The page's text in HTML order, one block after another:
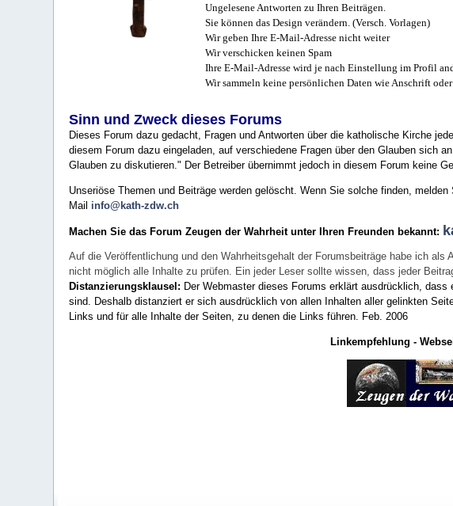
Ungelesene Antworten zu Ihren Beiträgen.
Sie können das Design verändern. (Versch. Vorlagen)
Wir geben Ihre E-Mail-Adresse nicht weiter
Wir verschicken keinen Spam
Ihre E-Mail-Adresse wird je nach Einstellung im Profil
Wir sammeln keine persönlichen Daten wie Anschrift
Sinn und Zweck dieses Forums
Dieses Forum dazu gedacht, Fragen und Antworten über die katholische Kirche
diesem Forum dazu eingeladen, auf verschiedene Fragen über den Glauben sich
Glauben zu diskutieren." Der Betreiber übernimmt jedoch in diesem Forum keine
Unseriöse Themen und Beiträge werden gelöscht. Wenn Sie solche finden,
Mail info@kath-zdw.ch
Machen Sie das Forum Zeugen der Wahrheit unter Ihren Freunden bekannt:
Auf die Veröffentlichung und den Wahrheitsgehalt der Forumsbeiträge habe ich
nicht möglich alle Inhalte zu prüfen. Ein jeder Leser sollte wissen, dass jeder
Distanzierungsklausel: Der Webmaster dieses Forums erklärt ausdrücklich,
sind. Deshalb distanziert er sich ausdrücklich von allen Inhalten aller gelinkten
Links und für alle Inhalte der Seiten, zu denen die Links führen. Feb. 2006
Linkempfehlung -